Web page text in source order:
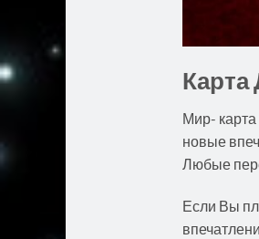
Карта
Мир- карта
новые
Любые
Если Вы